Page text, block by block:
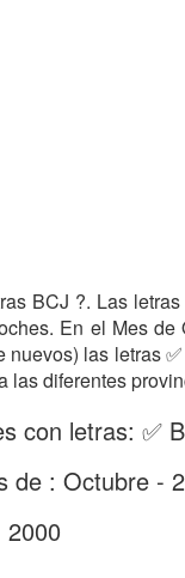
BCJ ?. Las
En el Mes de
las letras
las diferentes
con letras: ✅
de : Octubre -
2000